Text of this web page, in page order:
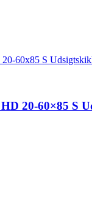
20-60×85 S